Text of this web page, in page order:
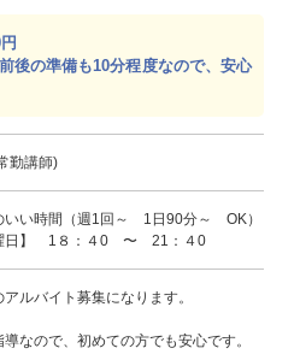
後の準備も10分程度なので、安心
勤講師)
いい時間（週1回～ 1日90分～ OK）
曜日】 1８：４0 〜 21：４0
ルバイト募集になります。
なので、初めての方でも安心です。